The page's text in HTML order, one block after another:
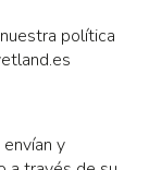
política
y